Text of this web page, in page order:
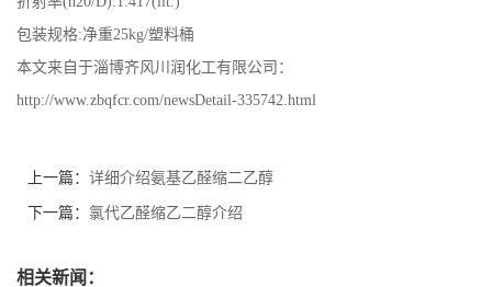
包装规格:净重25kg/塑料桶
本文来自于淄博齐风川润化工有限公司：
http://www.zbqfcr.com/newsDetail-335742.html
上一篇： 详细介绍氨基乙醛缩二乙醇
下一篇： 氯代乙醛缩乙二醇介绍
相关新闻：